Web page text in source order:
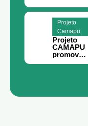
e
Planejame
nto
Estratégic
o em
Juruti
Projeto
Camapu
Projeto
CAMAPU
promove
des rurais